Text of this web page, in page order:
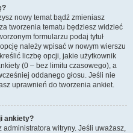
nowy temat bądź zmieniasz
tworzenia tematu będziesz widzieć
formularzu podaj tytuł
należy wpisać w nowym wierszu
liczbę opcji, jakie użytkownik
(0 – bez limitu czasowego), a
oddanego głosu. Jeśli nie
uprawnień do tworzenia ankiet.
ankiety?
witryny. Jeśli uważasz,